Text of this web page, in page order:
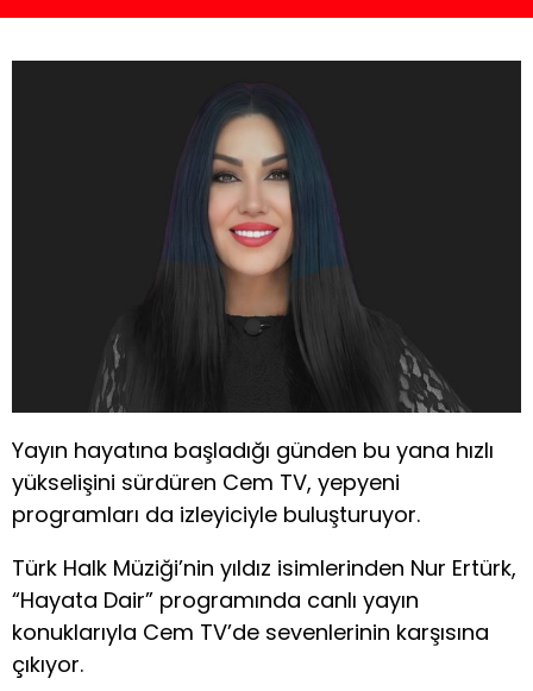
Yayın hayatına başladığı günden bu yana hızlı
yükselişini sürdüren Cem TV, yepyeni
programları da izleyiciyle buluşturuyor.
Türk Halk Müziği’nin yıldız isimlerinden Nur Ertürk,
“Hayata Dair” programında canlı yayın
konuklarıyla Cem TV’de sevenlerinin karşısına
çıkıyor.